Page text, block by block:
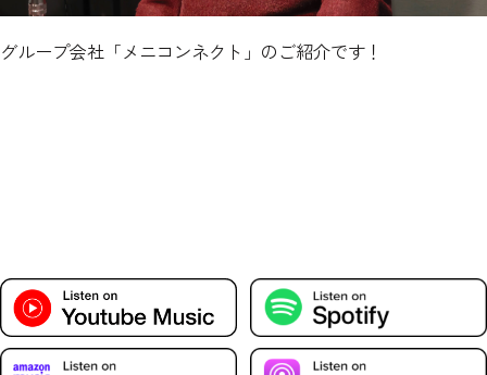
グループ会社「メニコンネクト」のご紹介です！